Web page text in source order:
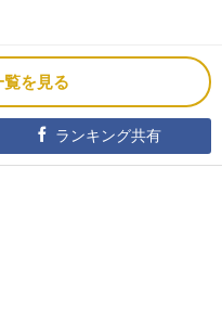
を見る
ランキング共有